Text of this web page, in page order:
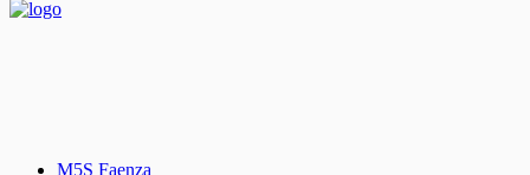
M5S Faenza